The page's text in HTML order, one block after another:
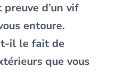
d’un vif
entoure.
il le fait de
que vous